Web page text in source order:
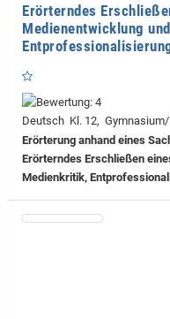
Erörterndes
Medienentwicklung
Deutsch Kl. 12,
Erörterung anhand eines
Erörterndes Erschließen
Medienkritik,